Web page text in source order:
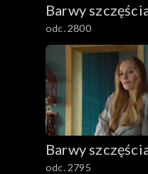
Barwy
odc. 2800
Barwy
odc. 2795